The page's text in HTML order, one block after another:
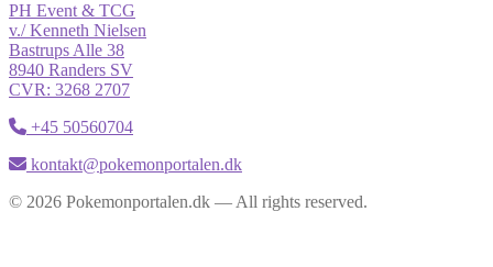
PH Event & TCG
v./ Kenneth Nielsen
Bastrups Alle 38
8940 Randers SV
CVR: 3268 2707
+45 50560704
kontakt@pokemonportalen.dk
© 2026 Pokemonportalen.dk — All rights reserved.